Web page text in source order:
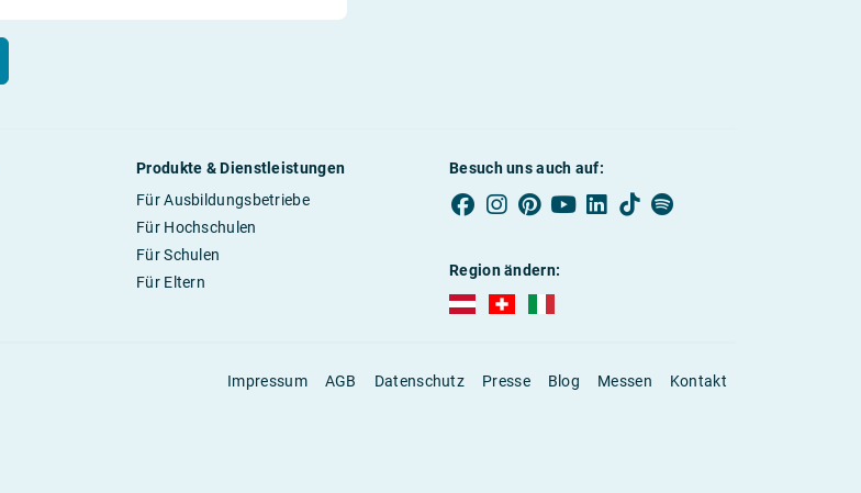
Produkte & Dienstleistungen
Für Ausbildungsbetriebe
Für Hochschulen
Für Schulen
Für Eltern
Besuch uns auch auf:
Region ändern:
AUBI-plus Österreich (deutsch)
Impressum AGB Datenschutz Presse Blog Messen Kontakt